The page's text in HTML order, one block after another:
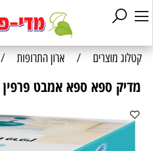
קטלוג מוצרים / ארון התרופות /
מדיק ספא ספא אמבט פרפין